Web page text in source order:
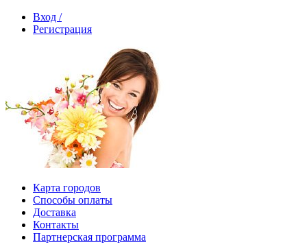
Вход /
Регистрация
Карта городов
Способы оплаты
Доставка
Контакты
Партнерская программа